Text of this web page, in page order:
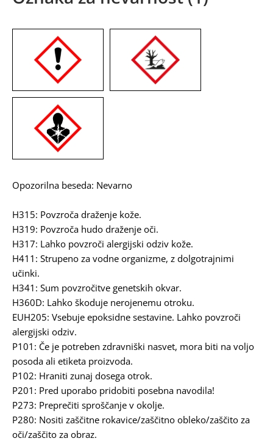
Opozorilna beseda: Nevarno
H315: Povzroča draženje kože.
H319: Povzroča hudo draženje oči.
H317: Lahko povzroči alergijski odziv kože.
H411: Strupeno za vodne organizme, z dolgotrajnimi
učinki.
H341: Sum povzročitve genetskih okvar.
H360D: Lahko škoduje nerojenemu otroku.
EUH205: Vsebuje epoksidne sestavine. Lahko povzroči
alergijski odziv.
P101: Če je potreben zdravniški nasvet, mora biti na voljo
posoda ali etiketa proizvoda.
P102: Hraniti zunaj dosega otrok.
P201: Pred uporabo pridobiti posebna navodila!
P273: Preprečiti sproščanje v okolje.
P280: Nositi zaščitne rokavice/zaščitno obleko/zaščito za
oči/zaščito za obraz.